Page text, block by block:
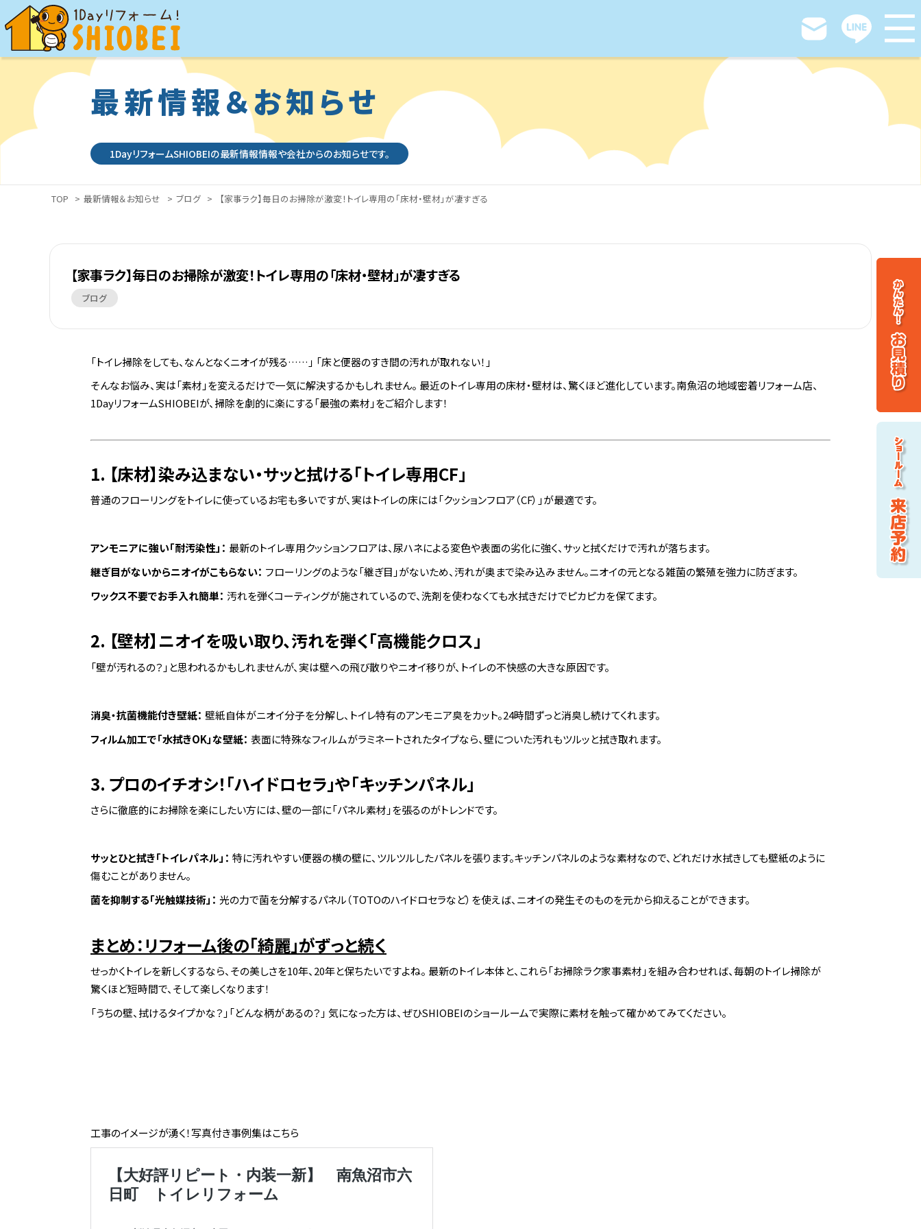
最新情報＆お知らせ
1DayリフォームSHIOBEIの最新情報情報や会社からのお知らせです。
TOP > 最新情報＆お知らせ > ブログ > 【家事ラク】毎日のお掃除が激変！トイレ専用の「床材・壁材」が凄すぎる
【家事ラク】毎日のお掃除が激変！トイレ専用の「床材・壁材」が凄すぎる
ブログ
「トイレ掃除をしても、なんとなくニオイが残る……」 「床と便器のすき間の汚れが取れない！」
そんなお悩み、実は「素材」を変えるだけで一気に解決するかもしれません。 最近のトイレ専用の床材・壁材は、驚くほど進化しています。南魚沼の地域密着リフォーム店、
1DayリフォームSHIOBEIが、掃除を劇的に楽にする「最強の素材」をご紹介します！
1. 【床材】染み込まない・サッと拭ける「トイレ専用CF」
普通のフローリングをトイレに使っているお宅も多いですが、実はトイレの床には「クッションフロア（CF）」が最適です。
アンモニアに強い「耐汚染性」： 最新のトイレ専用クッションフロアは、尿ハネによる変色や表面の劣化に強く、サッと拭くだけで汚れが落ちます。
継ぎ目がないからニオイがこもらない： フローリングのような「継ぎ目」がないため、汚れが奥まで染み込みません。ニオイの元となる雑菌の繁殖を強力に防ぎます。
ワックス不要でお手入れ簡単： 汚れを弾くコーティングが施されているので、洗剤を使わなくても水拭きだけでピカピカを保てます。
2. 【壁材】ニオイを吸い取り、汚れを弾く「高機能クロス」
「壁が汚れるの？」と思われるかもしれませんが、実は壁への飛び散りやニオイ移りが、トイレの不快感の大きな原因です。
消臭・抗菌機能付き壁紙： 壁紙自体がニオイ分子を分解し、トイレ特有のアンモニア臭をカット。24時間ずっと消臭し続けてくれます。
フィルム加工で「水拭きOK」な壁紙： 表面に特殊なフィルムがラミネートされたタイプなら、壁についた汚れもツルッと拭き取れます。
3. プロのイチオシ！「ハイドロセラ」や「キッチンパネル」
さらに徹底的にお掃除を楽にしたい方には、壁の一部に「パネル素材」を張るのがトレンドです。
サッとひと拭き「トイレパネル」： 特に汚れやすい便器の横の壁に、ツルツルしたパネルを張ります。キッチンパネルのような素材なので、どれだけ水拭きしても壁紙のように
傷むことがありません。
菌を抑制する「光触媒技術」： 光の力で菌を分解するパネル（TOTOのハイドロセラなど）を使えば、ニオイの発生そのものを元から抑えることができます。
まとめ：リフォーム後の「綺麗」がずっと続く
せっかくトイレを新しくするなら、その美しさを10年、20年と保ちたいですよね。 最新のトイレ本体と、これら「お掃除ラク家事素材」を組み合わせれば、毎朝のトイレ掃除が
驚くほど短時間で、そして楽しくなります！
「うちの壁、拭けるタイプかな？」「どんな柄があるの？」 気になった方は、ぜひSHIOBEIのショールームで実際に素材を触って確かめてみてください。
工事のイメージが湧く！写真付き事例集はこちら